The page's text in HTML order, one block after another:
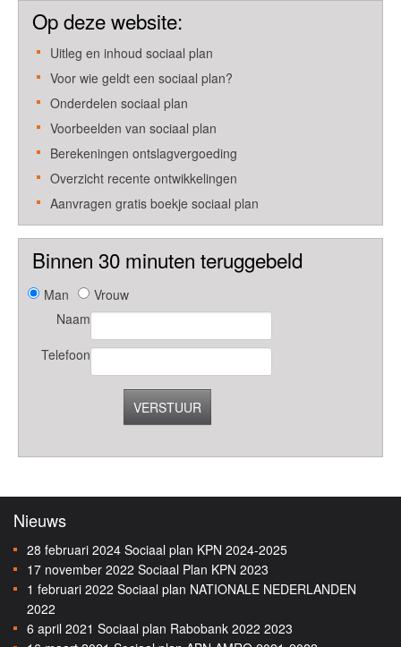
Op deze website:
Uitleg en inhoud sociaal plan
Voor wie geldt een sociaal plan?
Onderdelen sociaal plan
Voorbeelden van sociaal plan
Berekeningen ontslagvergoeding
Overzicht recente ontwikkelingen
Aanvragen gratis boekje sociaal plan
Binnen 30 minuten teruggebeld
Man
Vrouw
Naam
Telefoon
VERSTUUR
Nieuws
28 februari 2024 Sociaal plan KPN 2024-2025
17 november 2022 Sociaal Plan KPN 2023
1 februari 2022 Sociaal plan NATIONALE NEDERLANDEN
2022
6 april 2021 Sociaal plan Rabobank 2022 2023